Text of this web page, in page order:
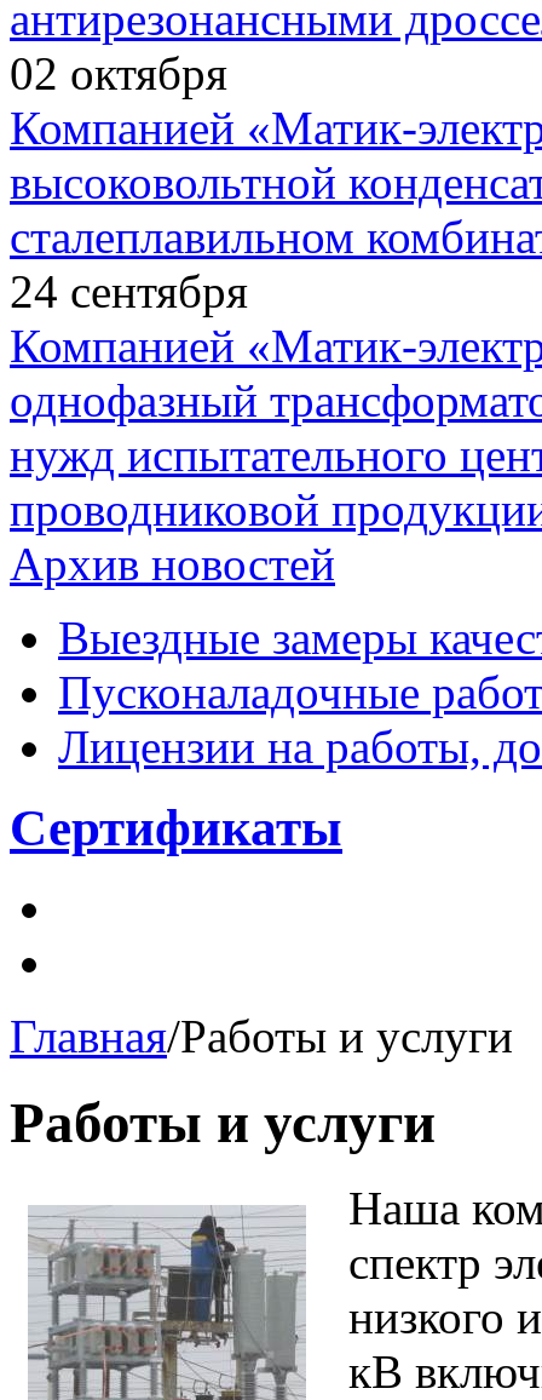
антирезонансными
02 октября
Компанией «Матик-
высоковольтной
сталеплавильном
24 сентября
Компанией «Матик-
однофазный
нужд испытательного
проводниковой
Архив новостей
Выездные замеры
Пусконаладочные
Лицензии на работы,
Сертификаты
Главная/Работы и услуги
Работы и услуги
Наша
спектр
низкого
кВ